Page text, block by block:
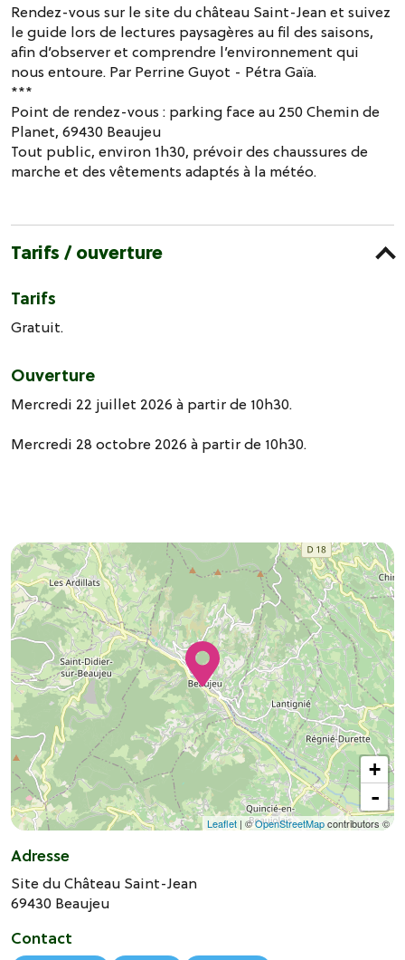
Rendez-vous sur le site du château Saint-Jean et suivez
le guide lors de lectures paysagères au fil des saisons,
afin d’observer et comprendre l’environnement qui
nous entoure. Par Perrine Guyot - Pétra Gaïa.
***
Point de rendez-vous : parking face au 250 Chemin de
Planet, 69430 Beaujeu
Tout public, environ 1h30, prévoir des chaussures de
marche et des vêtements adaptés à la météo.
Tarifs / ouverture
Tarifs
Gratuit.
Ouverture
Mercredi 22 juillet 2026 à partir de 10h30.
Mercredi 28 octobre 2026 à partir de 10h30.
+
-
Leaflet | ©OpenStreetMapcontributors ©
Adresse
Site du Château Saint-Jean
69430 Beaujeu
Contact